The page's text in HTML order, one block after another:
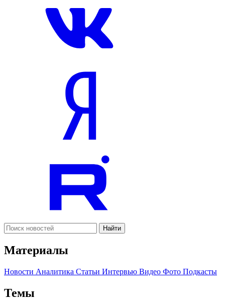
Найти
Материалы
Новости Аналитика Статьи Интервью Видео Фото Подкасты
Темы